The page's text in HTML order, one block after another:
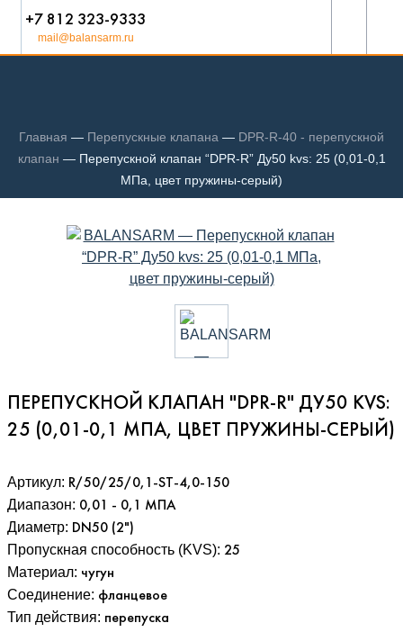
+7 812 323-9333
mail@balansarm.ru
Главная — Перепускные клапана — DPR-R-40 - перепускной
клапан — Перепускной клапан “DPR-R” Ду50 kvs: 25 (0,01-0,1
МПа, цвет пружины-серый)
ПЕРЕПУСКНОЙ КЛАПАН "DPR-R" ДУ50 KVS:
25 (0,01-0,1 МПА, ЦВЕТ ПРУЖИНЫ-СЕРЫЙ)
Артикул: R/50/25/0,1-ST-4,0-150
Диапазон: 0,01 - 0,1 МПА
Диаметр: DN50 (2")
Пропускная способность (KVS): 25
Материал: чугун
Соединение: фланцевое
Тип действия: перепуска